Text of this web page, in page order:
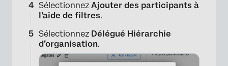
Sélectionnez Ajouter des participants à
l’aide de filtres.
Sélectionnez Délégué Hiérarchie
d’organisation.